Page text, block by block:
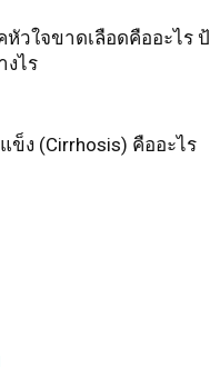
หัวใจขาดเลือดคืออะไร
งไร
ข็ง (Cirrhosis) คืออะไร